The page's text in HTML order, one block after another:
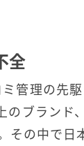
全
管理の先
ブランド
その中で